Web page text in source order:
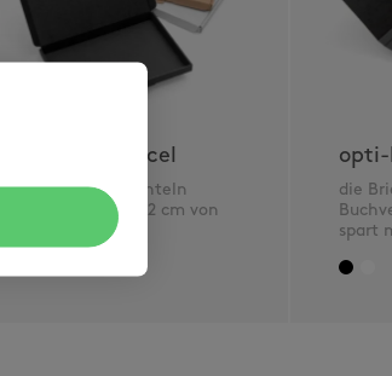
opti-letterparcel
Klappdeckelschachteln
briefpostkonform 2 cm von
opti-
die
spart